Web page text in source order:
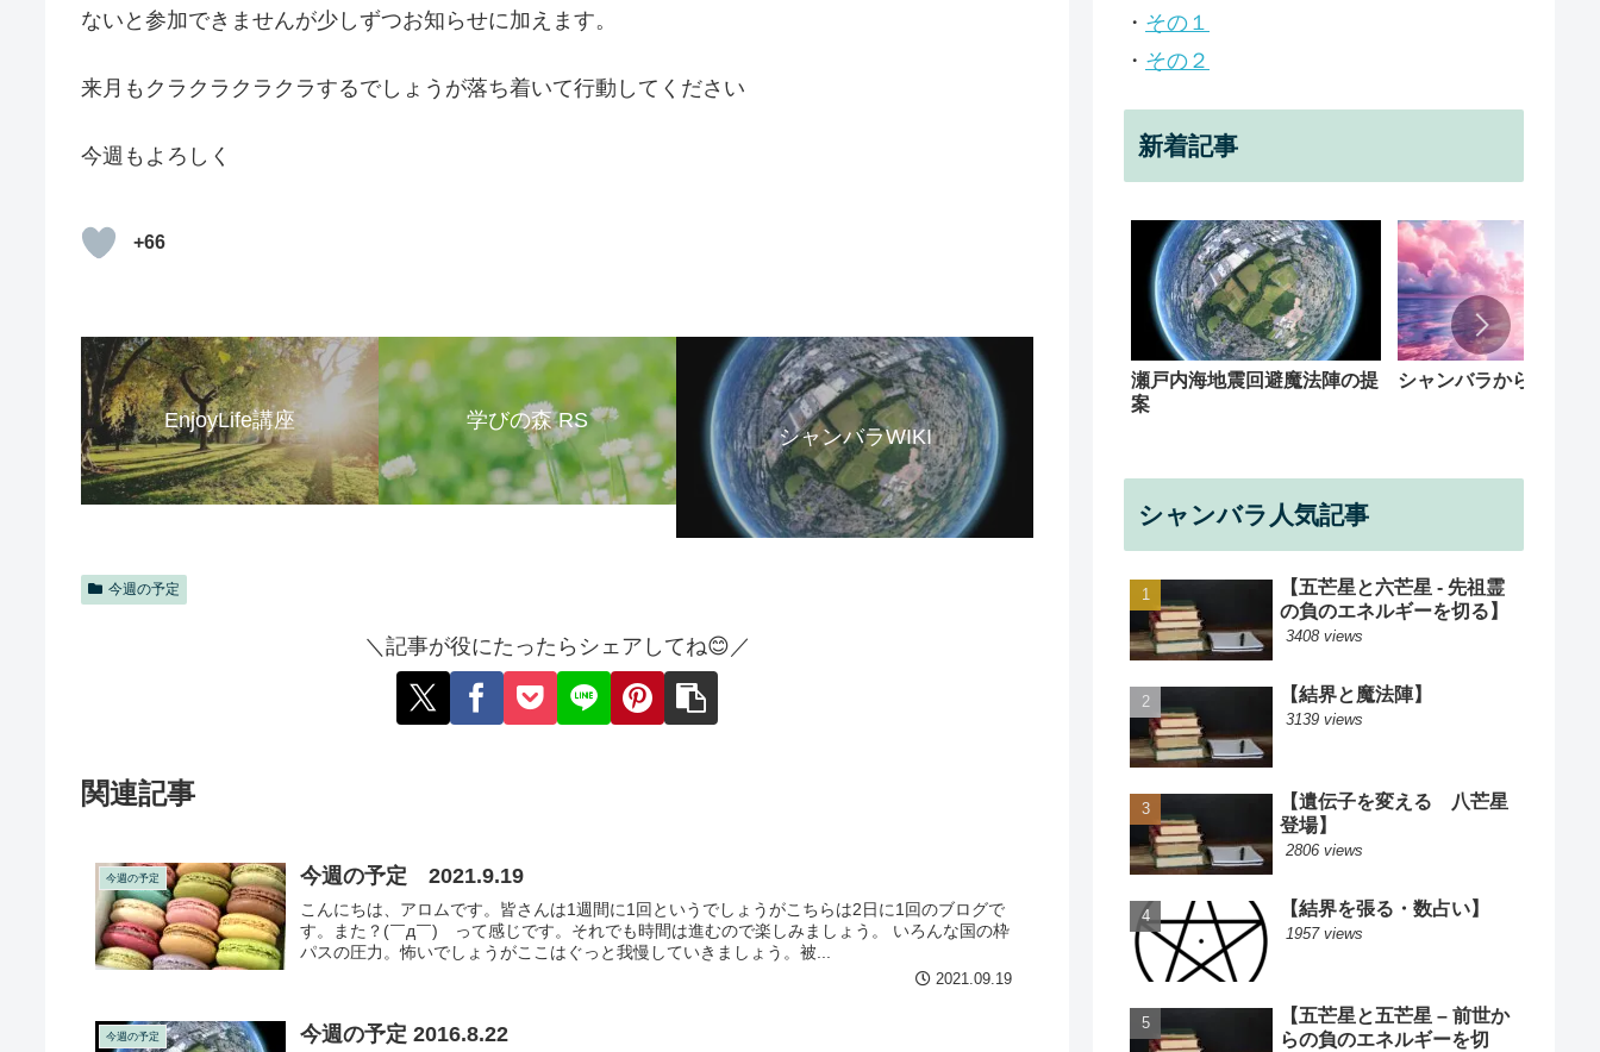
ないと参加できませんが少しずつお知らせに加えます。
来月もクラクラクラクラするでしょうが落ち着いて行動してください
今週もよろしく
+66
EnjoyLife講座 学びの森 RS
シャンバラWIKI
今週の予定
＼記事が役にたったらシェアしてね😊／
関連記事
今週の予定 今週の予定 2021.9.19
こんにちは、アロムです。皆さんは1週間に1回というでしょうがこちらは2日に1回のブログで
す。また？(￣д￣) って感じです。それでも時間は進むので楽しみましょう。 いろんな国の枠
パスの圧力。怖いでしょうがここはぐっと我慢していきましょう。被...
2021.09.19
今週の予定 今週の予定 2016.8.22
・ その１
・ その２
新着記事
瀬戸内海地震回避魔法陣の提
案
シャンバラからの回覧
シャンバラ人気記事
【五芒星と六芒星 - 先祖霊
の負のエネルギーを切る】
3408 views
【結界と魔法陣】
3139 views
【遺伝子を変える 八芒星
登場】
2806 views
【結界を張る・数占い】
1957 views
【五芒星と五芒星 – 前世か
らの負のエネルギーを切